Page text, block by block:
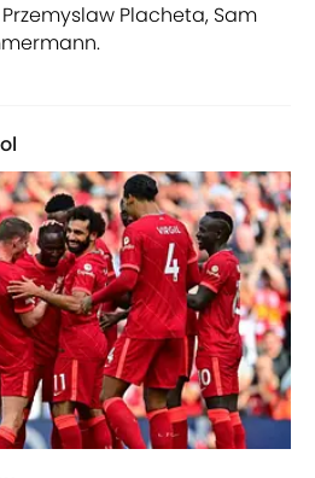
Przemyslaw Placheta, Sam